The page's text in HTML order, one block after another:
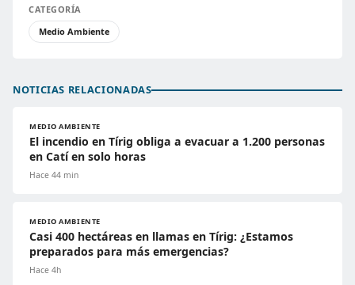
CATEGORÍA
Medio Ambiente
NOTICIAS RELACIONADAS
MEDIO AMBIENTE
El incendio en Tírig obliga a evacuar a 1.200 personas
en Catí en solo horas
Hace 44 min
MEDIO AMBIENTE
Casi 400 hectáreas en llamas en Tírig: ¿Estamos
preparados para más emergencias?
Hace 4h